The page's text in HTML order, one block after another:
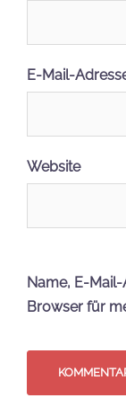
E-Mail-
Website
Name, E-
Browser für